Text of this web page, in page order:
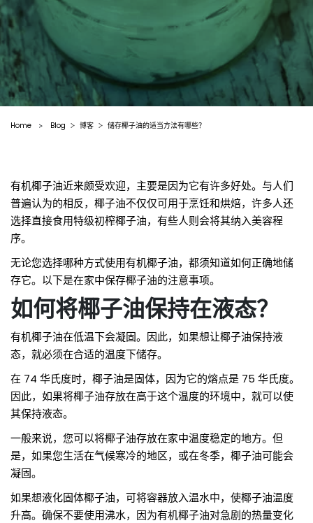
Home > Blog 博客 储存椰子油的适当方法有哪些？
有机椰子油近来颇受欢迎，主要是因为它有许多好处。与人们
普遍认为的相反，椰子油不仅仅可用于烹饪和烘焙，许多人还
选择直接食用特级初榨椰子油，有些人则会将其纳入美容程
序。
无论您选择哪种方式使用有机椰子油，都须知道如何正确地储
存它。以下是在家中保存椰子油的注意事项。
如何将椰子油保持在液态？
有机椰子油在低温下会凝固。因此，如果想让椰子油保持液
态，就必须在合适的温度下储存。
在 74 华氏度时，椰子油是固体，因为它的熔点是 75 华氏度。
因此，如果将椰子油存放在高于这个温度的环境中，就可以使
其保持液态。
一般来说，您可以将椰子油存放在家中温度稳定的地方。但
是，如果您生活在气候寒冷的地区，或在冬季，椰子油可能会
凝固。
如果想液化固体椰子油，可将容器放入温水中，使椰子油温度
升高。确保不要使用沸水，因为有机椰子油对急剧的热量变化